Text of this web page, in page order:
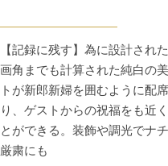
【記録に残す】為に設計され
画角までも計算された純白の
トが新郎新婦を囲むように配
り、ゲストからの祝福をも近
とができる。装飾や調光でナ
厳粛にも